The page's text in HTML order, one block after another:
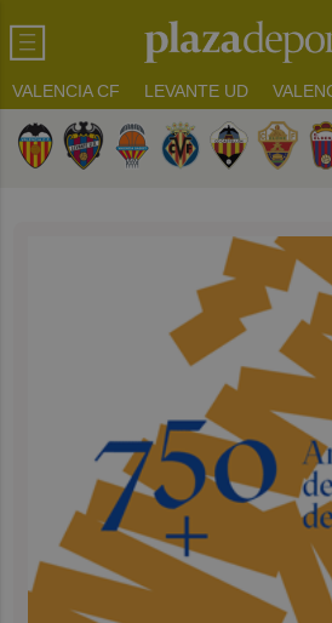
VALENCIA CF LEVANTE UD